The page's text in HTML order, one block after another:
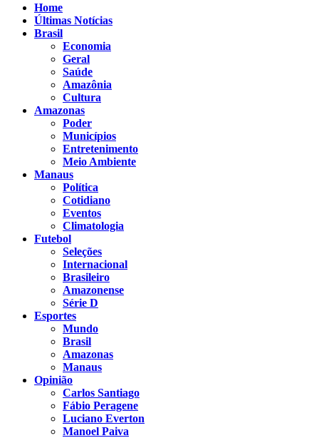
Home
Últimas Notícias
Brasil
Economia
Geral
Saúde
Amazônia
Cultura
Amazonas
Poder
Municípios
Entretenimento
Meio Ambiente
Manaus
Política
Cotidiano
Eventos
Climatologia
Futebol
Seleções
Internacional
Brasileiro
Amazonense
Série D
Esportes
Mundo
Brasil
Amazonas
Manaus
Opinião
Carlos Santiago
Fábio Peragene
Luciano Everton
Manoel Paiva